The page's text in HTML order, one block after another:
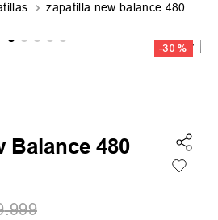
zapatilla new balance 480
-30 %
Balance 480
.999